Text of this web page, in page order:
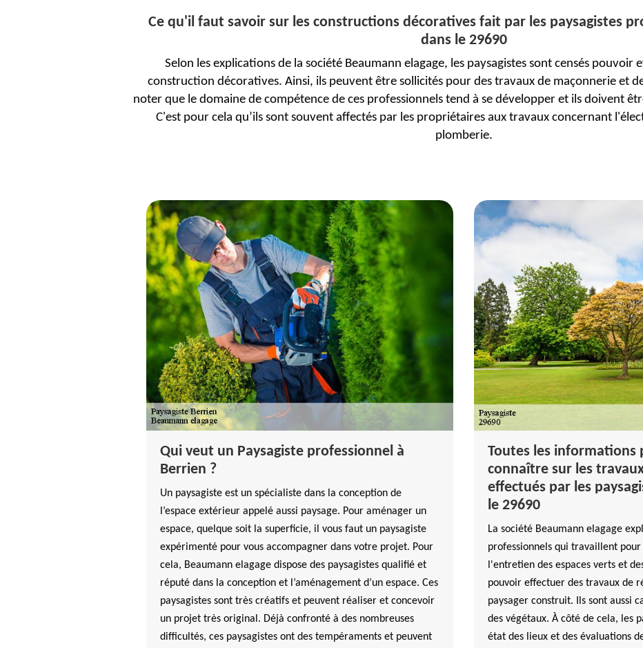
Ce qu'il faut savoir sur les constructions décoratives fait par les paysagistes
dans le 29690
Selon les explications de la société Beaumann elagage, les paysagistes sont censés pouvoir
construction décoratives. Ainsi, ils peuvent être sollicités pour des travaux de maçonnerie et
noter que le domaine de compétence de ces professionnels tend à se développer et ils doivent
C'est pour cela qu’ils sont souvent affectés par les propriétaires aux travaux concernant
plomberie.
Qui veut un Paysagiste professionnel à
Berrien ?
Un paysagiste est un spécialiste dans la conception de
l’espace extérieur appelé aussi paysage. Pour aménager un
espace, quelque soit la superficie, il vous faut un paysagiste
expérimenté pour vous accompagner dans votre projet. Pour
cela, Beaumann elagage dispose des paysagistes qualifié et
réputé dans la conception et l’aménagement d’un espace. Ces
paysagistes sont très créatifs et peuvent réaliser et concevoir
un projet très original. Déjà confronté à des nombreuses
difficultés, ces paysagistes ont des tempéraments et peuvent
Toutes les informations
connaître sur les
effectués par les
le 29690
La société Beaumann elagage
professionnels qui travaillent
l'entretien des espaces verts et
pouvoir effectuer des travaux de
paysager construit. Ils sont aussi
des végétaux. À côté de cela, les
état des lieux et des évaluations